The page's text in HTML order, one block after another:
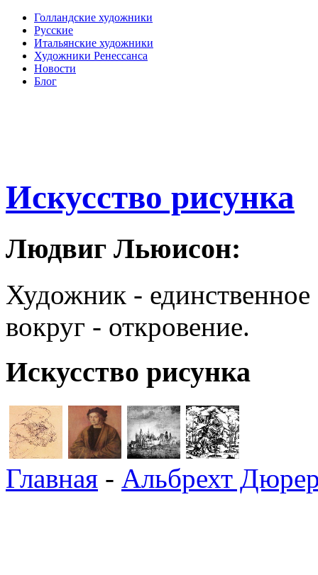
Голландские художники
Русские
Итальянские художники
Художники Ренессанса
Новости
Блог
Искусство рисунка
Людвиг Льюисон:
Художник - единственное
вокруг - откровение.
Искусство рисунка
Главная - Альбрехт